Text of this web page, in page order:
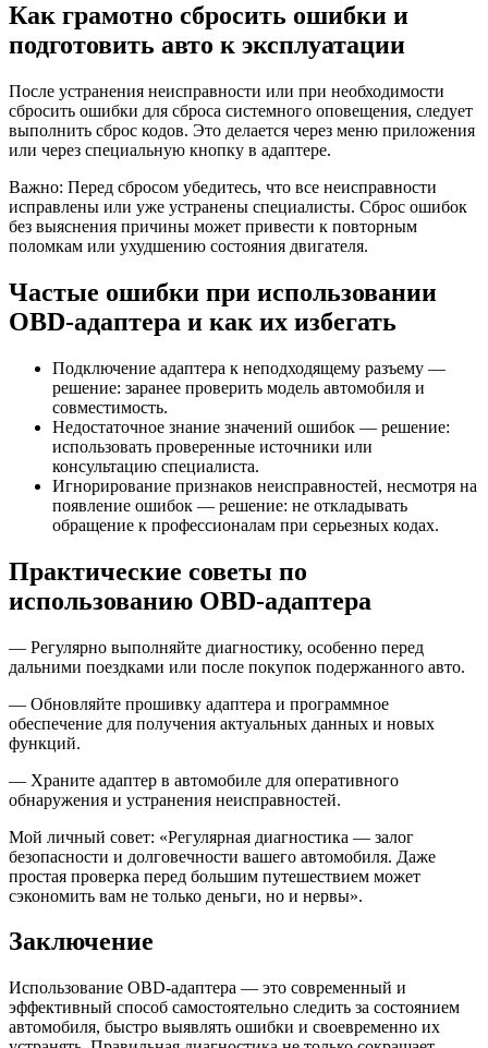
Как грамотно сбросить ошибки и
подготовить авто к эксплуатации
После устранения неисправности или при необходимости
сбросить ошибки для сброса системного оповещения, следует
выполнить сброс кодов. Это делается через меню приложения
или через специальную кнопку в адаптере.
Важно: Перед сбросом убедитесь, что все неисправности
исправлены или уже устранены специалисты. Сброс ошибок
без выяснения причины может привести к повторным
поломкам или ухудшению состояния двигателя.
Частые ошибки при использовании
OBD-адаптера и как их избегать
Подключение адаптера к неподходящему разъему —
решение: заранее проверить модель автомобиля и
совместимость.
Недостаточное знание значений ошибок — решение:
использовать проверенные источники или
консультацию специалиста.
Игнорирование признаков неисправностей, несмотря на
появление ошибок — решение: не откладывать
обращение к профессионалам при серьезных кодах.
Практические советы по
использованию OBD-адаптера
— Регулярно выполняйте диагностику, особенно перед
дальними поездками или после покупок подержанного авто.
— Обновляйте прошивку адаптера и программное
обеспечение для получения актуальных данных и новых
функций.
— Храните адаптер в автомобиле для оперативного
обнаружения и устранения неисправностей.
Мой личный совет: «Регулярная диагностика — залог
безопасности и долговечности вашего автомобиля. Даже
простая проверка перед большим путешествием может
сэкономить вам не только деньги, но и нервы».
Заключение
Использование OBD-адаптера — это современный и
эффективный способ самостоятельно следить за состоянием
автомобиля, быстро выявлять ошибки и своевременно их